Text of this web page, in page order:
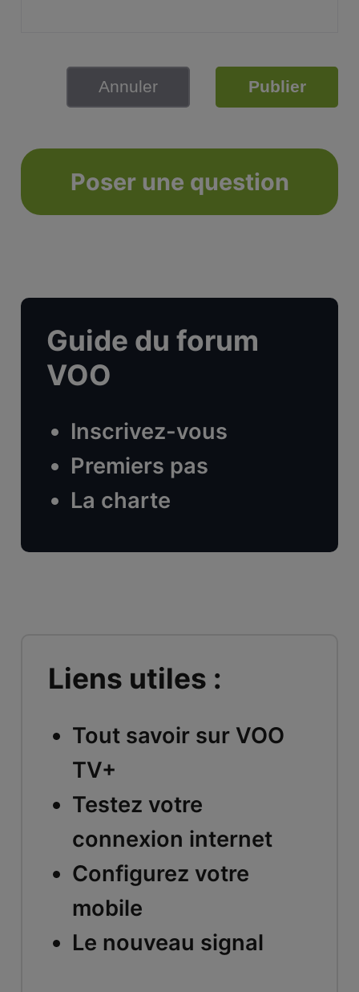
Annuler Publier
Poser une question
Guide du forum
VOO
Inscrivez-vous
Premiers pas
La charte
Liens utiles :
Tout savoir sur VOO
TV+
Testez votre
connexion internet
Configurez votre
mobile
Le nouveau signal